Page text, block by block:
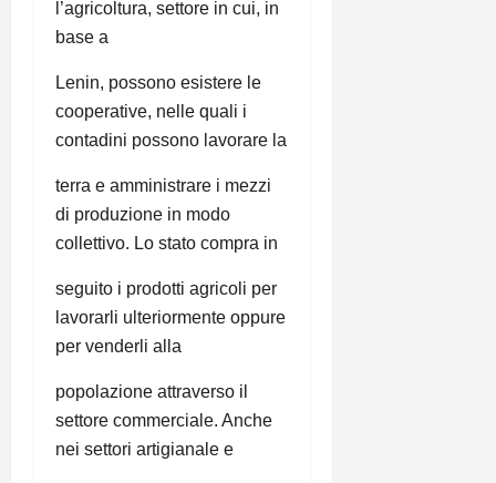
l’agricoltura, settore in cui, in
base a
Lenin, possono esistere le
cooperative, nelle quali i
contadini possono lavorare la
terra e amministrare i mezzi
di produzione in modo
collettivo. Lo stato compra in
seguito i prodotti agricoli per
lavorarli ulteriormente oppure
per venderli alla
popolazione attraverso il
settore commerciale. Anche
nei settori artigianale e